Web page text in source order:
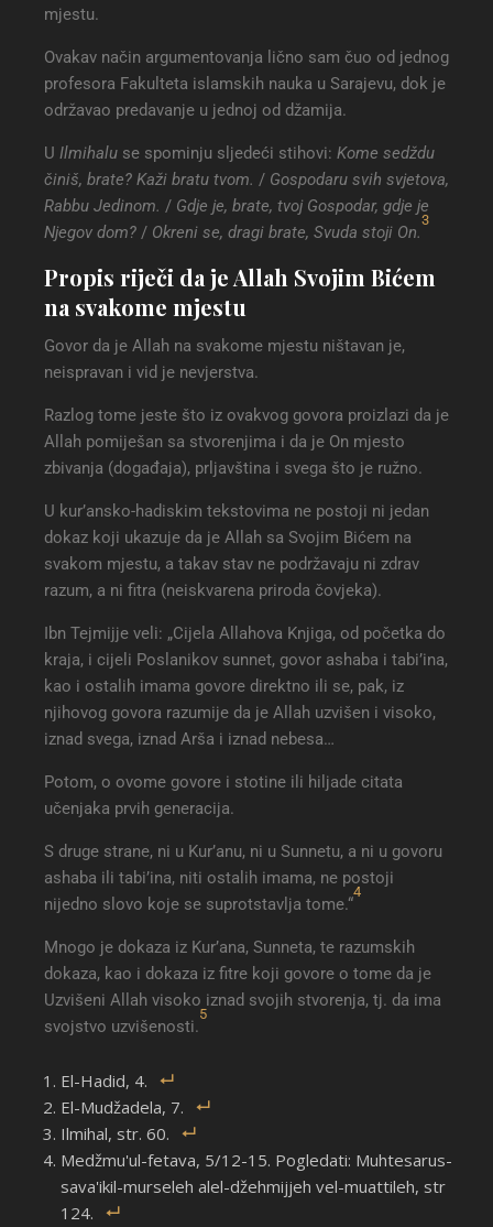
mjestu.
Ovakav način argumentovanja lično sam čuo od jednog
profesora Fakulteta islamskih nauka u Sarajevu, dok je
održavao predavanje u jednoj od džamija.
U Ilmihalu se spominju sljedeći stihovi: Kome sedždu
činiš, brate? Kaži bratu tvom. / Gospodaru svih svjetova,
Rabbu Jedinom. / Gdje je, brate, tvoj Gospodar, gdje je
Njegov dom? / Okreni se, dragi brate, Svuda stoji On.
3
Propis riječi da je Allah Svojim Bićem
na svakome mjestu
Govor da je Allah na svakome mjestu ništavan je,
neispravan i vid je nevjerstva.
Razlog tome jeste što iz ovakvog govora proizlazi da je
Allah pomiješan sa stvorenjima i da je On mjesto
zbivanja (događaja), prljavština i svega što je ružno.
U kur’ansko-hadiskim tekstovima ne postoji ni jedan
dokaz koji ukazuje da je Allah sa Svojim Bićem na
svakom mjestu, a takav stav ne podržavaju ni zdrav
razum, a ni fitra (neiskvarena priroda čovjeka).
Ibn Tejmijje veli: „Cijela Allahova Knjiga, od početka do
kraja, i cijeli Poslanikov sunnet, govor ashaba i tabi’ina,
kao i ostalih imama govore direktno ili se, pak, iz
njihovog govora razumije da je Allah uzvišen i visoko,
iznad svega, iznad Arša i iznad nebesa…
Potom, o ovome govore i stotine ili hiljade citata
učenjaka prvih generacija.
S druge strane, ni u Kur’anu, ni u Sunnetu, a ni u govoru
ashaba ili tabi’ina, niti ostalih imama, ne postoji
nijedno slovo koje se suprotstavlja tome.“
4
Mnogo je dokaza iz Kur’ana, Sunneta, te razumskih
dokaza, kao i dokaza iz fitre koji govore o tome da je
Uzvišeni Allah visoko iznad svojih stvorenja, tj. da ima
svojstvo uzvišenosti.
5
El-Hadid, 4.
El-Mudžadela, 7.
Ilmihal, str. 60.
Medžmu'ul-fetava, 5/12-15. Pogledati: Muhtesarus-
sava'ikil-murseleh alel-džehmijjeh vel-muattileh, str
124.